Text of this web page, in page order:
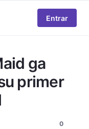
Entrar
ga
primer
0